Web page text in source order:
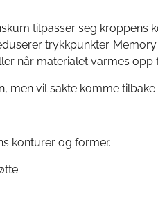
tilpasser seg kroppens
trykkpunkter.
når materialet varmes opp
men vil sakte komme
konturer og former.